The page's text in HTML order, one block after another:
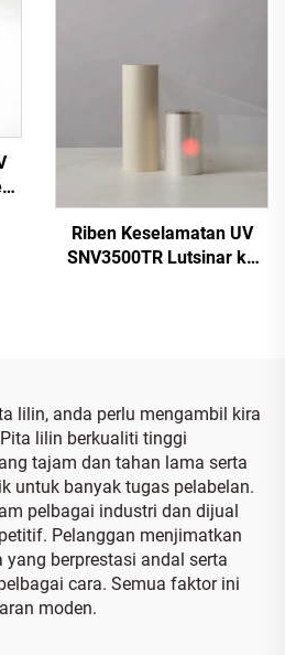
Riben Keselamatan UV
SNV3500TR Lutsinar ke
lilin, anda perlu mengambil kira
lilin berkualiti tinggi
tajam dan tahan lama serta
untuk banyak tugas pelabelan.
pelbagai industri dan dijual
Pelanggan menjimatkan
berprestasi andal serta
cara. Semua faktor ini
moden.